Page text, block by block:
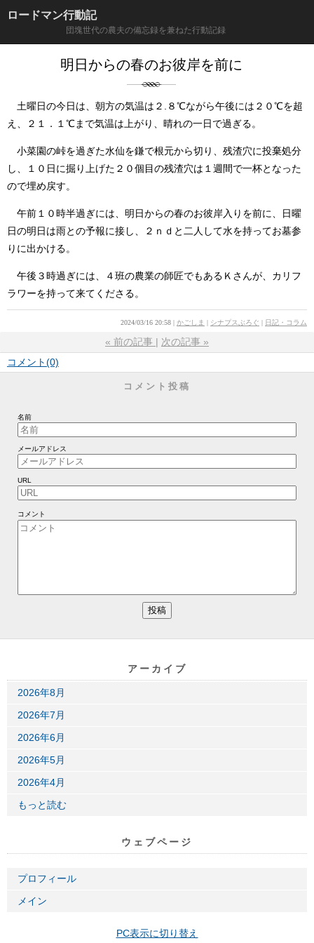
ロードマン行動記
団塊世代の農夫の備忘録を兼ねた行動記録
明日からの春のお彼岸を前に
土曜日の今日は、朝方の気温は２.８℃ながら午後には２０℃を超
え、２１．１℃まで気温は上がり、晴れの一日で過ぎる。
小菜園の峠を過ぎた水仙を鎌で根元から切り、残渣穴に投棄処分
し、１０日に掘り上げた２０個目の残渣穴は１週間で一杯となった
ので埋め戻す。
午前１０時半過ぎには、明日からの春のお彼岸入りを前に、日曜
日の明日は雨との予報に接し、２ｎｄと二人して水を持ってお墓参
りに出かける。
午後３時過ぎには、４班の農業の師匠でもあるＫさんが、カリフ
ラワーを持って来てくださる。
2024/03/16 20:58 かごしま シナプスぶろぐ 日記・コラム
« 前の記事 次の記事 »
コメント(0)
コメント投稿
名前
メールアドレス
URL
コメント
アーカイブ
2026年8月
2026年7月
2026年6月
2026年5月
2026年4月
もっと読む
ウェブページ
プロフィール
メイン
PC表示に切り替え